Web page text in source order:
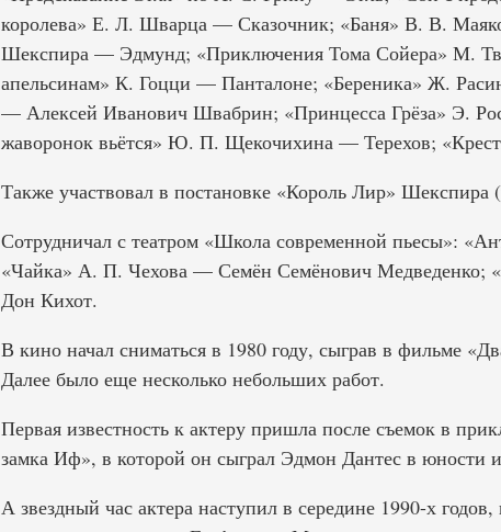
королева» Е. Л. Шварца — Сказочник; «Баня» В. В.
Шекспира — Эдмунд; «Приключения Тома Сойера» М.
апельсинам» К. Гоцци — Панталоне; «Береника» Ж.
— Алексей Иванович Швабрин; «Принцесса Грёза» Э.
жаворонок вьётся» Ю. П. Щекочихина — Терехов;
Также участвовал в постановке «Король Лир»
Сотрудничал с театром «Школа современной пьесы»:
«Чайка» А. П. Чехова — Семён Семёнович
Дон Кихот.
В кино начал сниматься в 1980 году, сыграв в фильме
Далее было еще несколько небольших работ.
Первая известность к актеру пришла после съемок в
замка Иф», в которой он сыграл Эдмон Дантес в юности
А звездный час актера наступил в середине 1990-х